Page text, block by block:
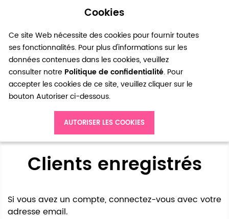
Cookies
Ce site Web nécessite des cookies pour fournir toutes
ses fonctionnalités. Pour plus d'informations sur les
données contenues dans les cookies, veuillez
consulter notre Politique de confidentialité. Pour
accepter les cookies de ce site, veuillez cliquer sur le
bouton Autoriser ci-dessous.
AUTORISER LES COOKIES
0
Accès client
Clients enregistrés
Si vous avez un compte, connectez-vous avec votre
adresse email.